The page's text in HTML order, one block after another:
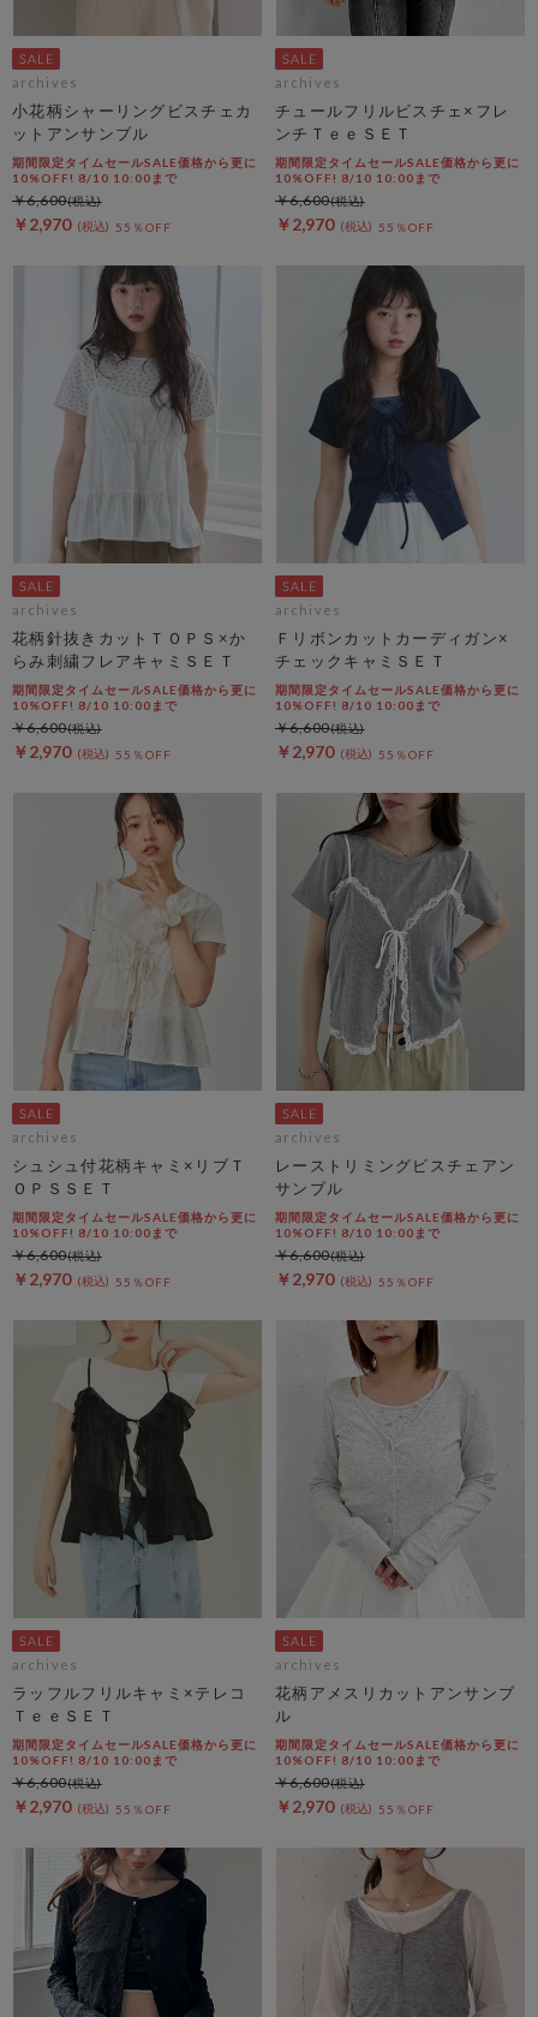
archives
小花柄シャーリングビスチェカ
ットアンサンブル
期間限定タイムセールSALE価格から更に
10%OFF! 8/10 10:00まで
￥2,970 55％OFF
￥6,600
archives
チュールフリルビスチェ×フレ
ンチＴｅｅＳＥＴ
期間限定タイムセールSALE価格から更に
10%OFF! 8/10 10:00まで
￥2,970 55％OFF
￥6,600
archives
花柄針抜きカットＴＯＰＳ×か
らみ刺繍フレアキャミＳＥＴ
期間限定タイムセールSALE価格から更に
10%OFF! 8/10 10:00まで
￥2,970 55％OFF
￥6,600
archives
Ｆリボンカットカーディガン×
チェックキャミＳＥＴ
期間限定タイムセールSALE価格から更に
10%OFF! 8/10 10:00まで
￥2,970 55％OFF
￥6,600
archives
シュシュ付花柄キャミ×リブＴ
ＯＰＳＳＥＴ
期間限定タイムセールSALE価格から更に
10%OFF! 8/10 10:00まで
￥2,970 55％OFF
￥6,600
archives
レーストリミングビスチェアン
サンブル
期間限定タイムセールSALE価格から更に
10%OFF! 8/10 10:00まで
￥2,970 55％OFF
￥6,600
archives
ラッフルフリルキャミ×テレコ
ＴｅｅＳＥＴ
期間限定タイムセールSALE価格から更に
10%OFF! 8/10 10:00まで
￥2,970 55％OFF
￥6,600
archives
花柄アメスリカットアンサンブ
ル
期間限定タイムセールSALE価格から更に
10%OFF! 8/10 10:00まで
￥2,970 55％OFF
￥6,600